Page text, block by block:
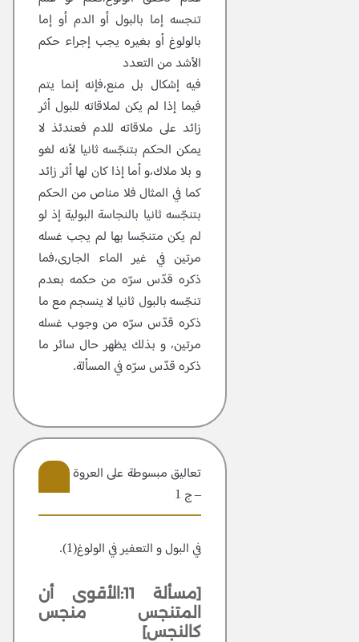
تنجسه إما بالبول أو الدم أو إما
بالولوغ أو بغيره يجب إجراء حكم
الأشد من التعدد
فيه إشكال بل منع،فإنه إنما يتم
فيما إذا لم يكن لملاقاته للبول أثر
زائد على ملاقاته للدم فعندئذ لا
يمكن الحكم بتنجّسه ثانيا لأنه لغو
و بلا ملاك،و أما إذا كان لها أثر زائد
كما في المثال فلا مناص من الحكم
بتنجّسه ثانيا بالنجاسة البولية إذ لو
لم يكن متنجّسا بها لم يجب غسله
مرتين في غير الماء الجارى،فما
ذكره قدّس سرّه من حكمه بعدم
تنجّسه بالبول ثانيا لا ينسجم مع ما
ذكره قدّس سرّه من وجوب غسله
مرتين، و بذلك يظهر حال سائر ما
ذكره قدّس سرّه في المسألة.
تعاليق مبسوطة علی العروة الوثقی
– ج 1
في البول و التعفير في الولوغ(1).
[مسألة 11:الأقوى أن
المتنجس منجس
كالنجس]